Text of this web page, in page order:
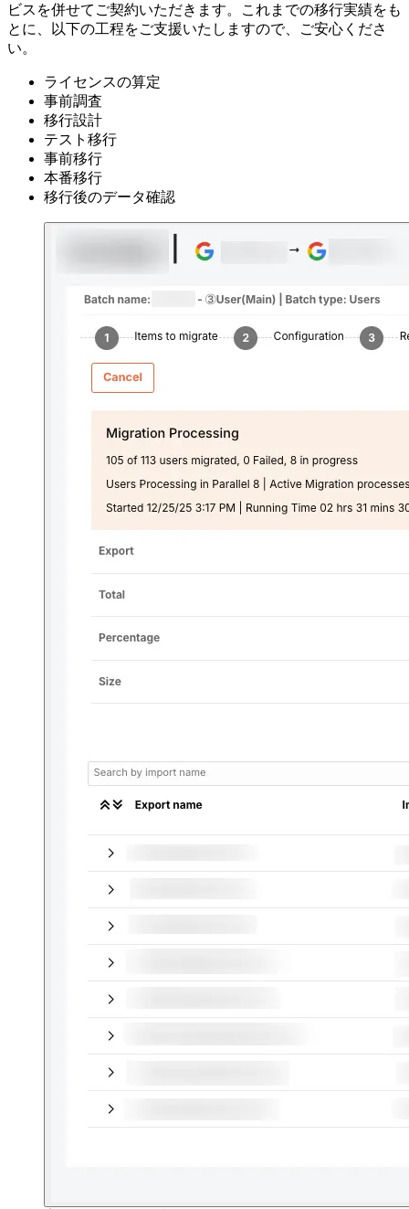
ビスを併せてご契約いただきます。これまでの移行実績をも
とに、以下の工程をご支援いたしますので、ご安心くださ
い。
ライセンスの算定
事前調査
移行設計
テスト移行
事前移行
本番移行
移行後のデータ確認